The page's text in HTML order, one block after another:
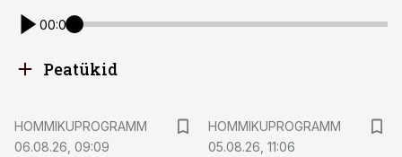
00:00
Peatükid
HOMMIKUPROGRAMM
06.08.26, 09:09
HOMMIKUPROGRAMM
05.08.26, 11:06